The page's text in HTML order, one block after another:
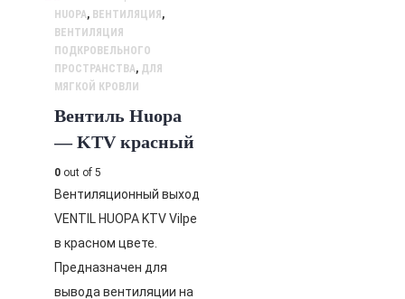
HUOPA, ВЕНТИЛЯЦИЯ ,
ВЕНТИЛЯЦИЯ
ПОДКРОВЕЛЬНОГО
ПРОСТРАНСТВА, ДЛЯ
МЯГКОЙ КРОВЛИ
Вентиль Huopa
— KTV красный
0 out of 5
Вентиляционный выход
VENTIL HUOPA KTV Vilpe
в красном цвете.
Предназначен для
вывода вентиляции на